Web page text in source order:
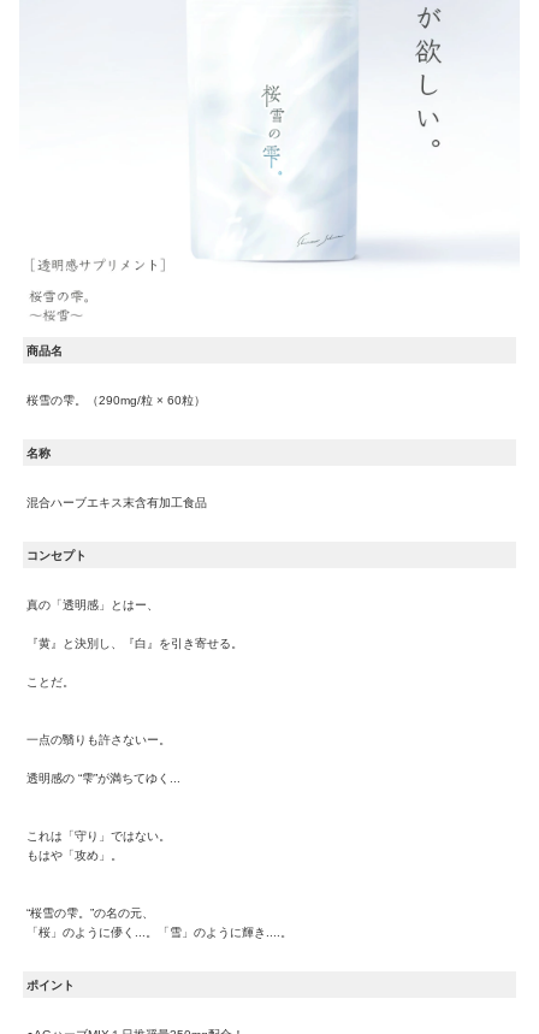
商品名
桜雪の雫。（290mg/粒 × 60粒）
名称
混合ハーブエキス末含有加工食品
コンセプト
真の「透明感」とはー、
『黄』と決別し、『白』を引き寄せる。
ことだ。
一点の翳りも許さないー。
透明感の “雫”が満ちてゆく...
これは「守り」ではない。
もはや「攻め」。
“桜雪の雫。”の名の元、
「桜」のように儚く...。「雪」のように輝き....。
ポイント